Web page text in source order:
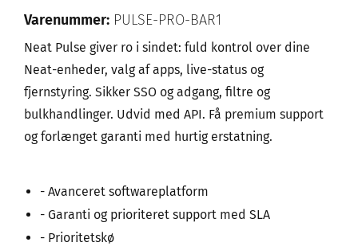
Varenummer: PULSE-PRO-BAR1
Neat Pulse giver ro i sindet: fuld kontrol over dine
Neat-enheder, valg af apps, live-status og
fjernstyring. Sikker SSO og adgang, filtre og
bulkhandlinger. Udvid med API. Få premium support
og forlænget garanti med hurtig erstatning.
- Avanceret softwareplatform
- Garanti og prioriteret support med SLA
- Prioritetskø